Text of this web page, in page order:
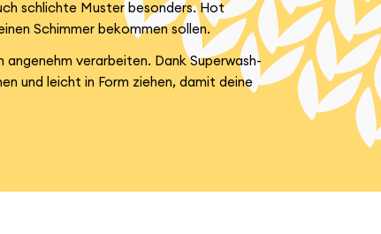
schlichte Muster besonders. Hot
Schimmer bekommen sollen.
angenehm verarbeiten. Dank Superwash-
und leicht in Form ziehen, damit deine